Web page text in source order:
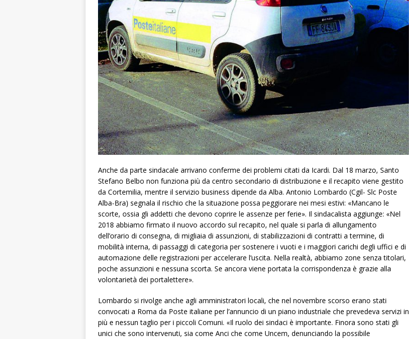
Anche da parte sindacale arrivano conferme dei problemi citati da Icardi. Dal 18 marzo, Santo
Stefano Belbo non funziona più da centro secondario di distribuzione e il recapito viene gestito
da Cortemilia, mentre il servizio business dipende da Alba. Antonio Lombardo (Cgil- Slc Poste
Alba-Bra) segnala il rischio che la situazione possa peggiorare nei mesi estivi: «Mancano le
scorte, ossia gli addetti che devono coprire le assenze per ferie». Il sindacalista aggiunge: «Nel
2018 abbiamo firmato il nuovo accordo sul recapito, nel quale si parla di allungamento
dell’orario di consegna, di migliaia di assunzioni, di stabilizzazioni di contratti a termine, di
mobilità interna, di passaggi di categoria per sostenere i vuoti e i maggiori carichi degli uffici e di
automazione delle registrazioni per accelerare l’uscita. Nella realtà, abbiamo zone senza titolari,
poche assunzioni e nessuna scorta. Se ancora viene portata la corrispondenza è grazie alla
volontarietà dei portalettere».
Lombardo si rivolge anche agli amministratori locali, che nel novembre scorso erano stati
convocati a Roma da Poste italiane per l’annuncio di un piano industriale che prevedeva servizi in
più e nessun taglio per i piccoli Comuni. «Il ruolo dei sindaci è importante. Finora sono stati gli
unici che sono intervenuti, sia come Anci che come Uncem, denunciando la possibile